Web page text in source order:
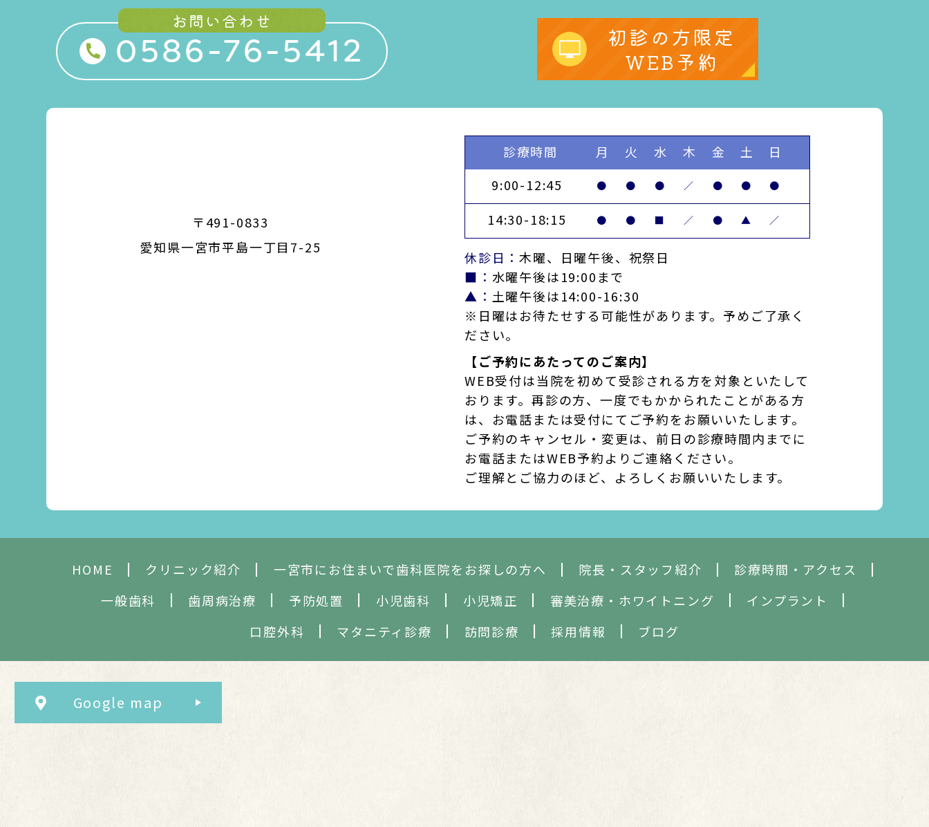
お問い合わせ
0586-76-5412
初診の方限定
WEB予約
〒491-0833
愛知県一宮市平島一丁目7-25
診療時間 月 火 水 木 金 土
日
9:00-12:45
● ● ● ／ ● ● ●
14:30-18:15 ● ● ■ ／ ● ▲ ／
休診日：木曜、日曜午後、祝祭日
■： 水曜午後は19:00まで
▲： 土曜午後は14:00-16:30
※日曜はお待たせする可能性があります。予めご了承く
ださい。
【ご予約にあたってのご案内】
WEB受付は当院を初めて受診される方を対象といたして
おります。再診の方、一度でもかかられたことがある方
は、お電話または受付にてご予約をお願いいたします。
ご予約のキャンセル・変更は、前日の診療時間内までに
お電話またはWEB予約よりご連絡ください。
ご理解とご協力のほど、よろしくお願いいたします。
HOME クリニック紹介 一宮市にお住まいで歯科医院をお探しの方へ 院長・スタッフ紹介
診療時間・アクセス
一般歯科
歯周病治療 予防処置 小児歯科 小児矯正 審美治療 ・ホワイトニング
インプラント
口腔外科
マタニティ診療 訪問診療 採用情報 ブログ
Google map